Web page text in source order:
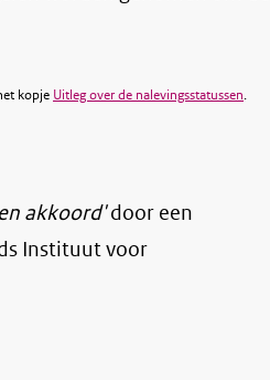
kopje Uitleg over de nalevingsstatussen.
akkoord'door een
Instituut voor